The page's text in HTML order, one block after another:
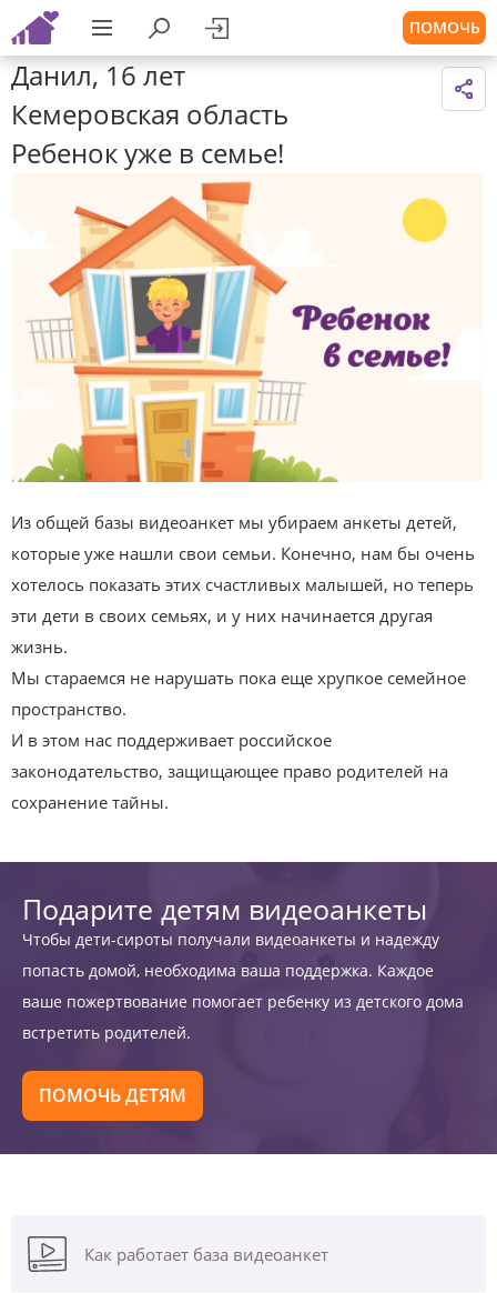
ПОМОЧЬ
Данил, 16 лет
Кемеровская область
Ребенок уже в семье!
Из общей базы видеоанкет мы убираем анкеты детей,
которые уже нашли свои семьи. Конечно, нам бы очень
хотелось показать этих счастливых малышей, но теперь
эти дети в своих семьях, и у них начинается другая
жизнь.
Мы стараемся не нарушать пока еще хрупкое семейное
пространство.
И в этом нас поддерживает российское
законодательство, защищающее право родителей на
сохранение тайны.
Подарите детям видеоанкеты
Чтобы дети-сироты получали видеоанкеты и надежду
попасть домой, необходима ваша поддержка. Каждое
ваше пожертвование помогает ребенку из детского дома
встретить родителей.
ПОМОЧЬ ДЕТЯМ
Как работает база видеоанкет